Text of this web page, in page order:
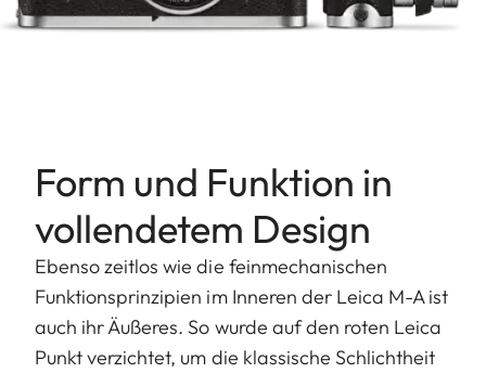
Form und Funktion in
vollendetem Design
Ebenso zeitlos wie die feinmechanischen
Funktionsprinzipien im Inneren der Leica M-A ist
auch ihr Äußeres. So wurde auf den roten Leica
Punkt verzichtet, um die klassische Schlichtheit